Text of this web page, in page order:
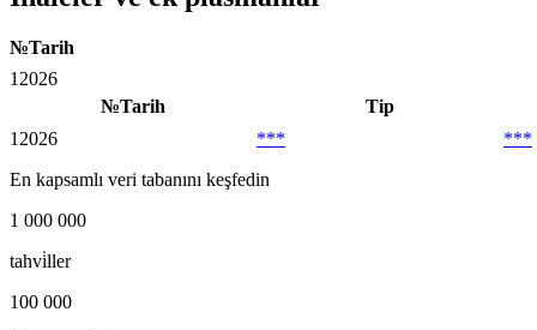
№Tarih
1 2026
№Tarih
Tip
1 2026 ***
***
En kapsamlı veri tabanını keşfedin
1 000 000
tahvi̇ller
100 000